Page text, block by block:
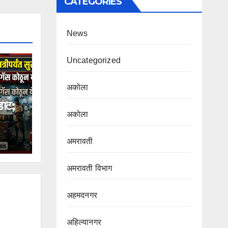
News
Uncategorized
अकोला
अकोला
अमरावती
अमरावती विभाग‌
अहमदनगर
अहिल्यानगर